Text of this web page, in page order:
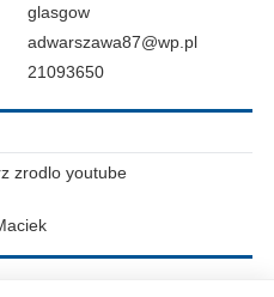
glasgow
adwarszawa87@wp.pl
21093650
zrodlo youtube